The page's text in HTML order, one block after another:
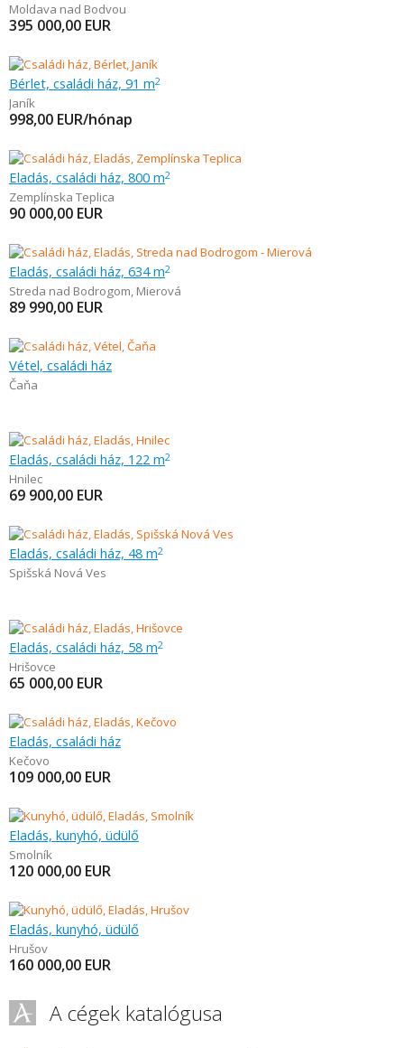
Moldava nad Bodvou
395 000,00 EUR
Bérlet, családi ház, 91 m2
Janík
998,00 EUR/hónap
Eladás, családi ház, 800 m2
Zemplínska Teplica
90 000,00 EUR
Eladás, családi ház, 634 m2
Streda nad Bodrogom, Mierová
89 990,00 EUR
Vétel, családi ház
Čaňa
Eladás, családi ház, 122 m2
Hnilec
69 900,00 EUR
Eladás, családi ház, 48 m2
Spišská Nová Ves
Eladás, családi ház, 58 m2
Hrišovce
65 000,00 EUR
Eladás, családi ház
Kečovo
109 000,00 EUR
Eladás, kunyhó, üdülő
Smolník
120 000,00 EUR
Eladás, kunyhó, üdülő
Hrušov
160 000,00 EUR
A cégek katalógusa